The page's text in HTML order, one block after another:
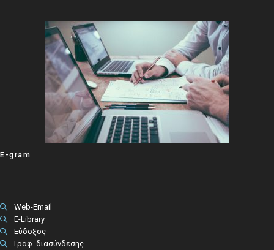
E-gram
Web-Email
E-Library
Εύδοξος
Γραφ. διασύνδεσης